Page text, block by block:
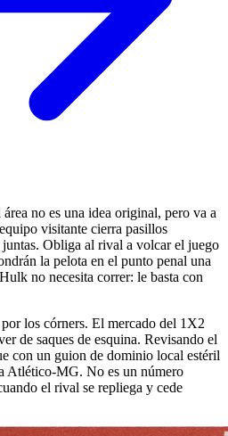
no es una idea original, pero va a
visitante cierra pasillos
Obliga al rival a volcar el juego
la pelota en el punto penal una
no necesita correr: le basta con
los córners. El mercado del 1X2
de saques de esquina. Revisando el
con un guion de dominio local estéril
Atlético-MG. No es un número
el rival se repliega y cede